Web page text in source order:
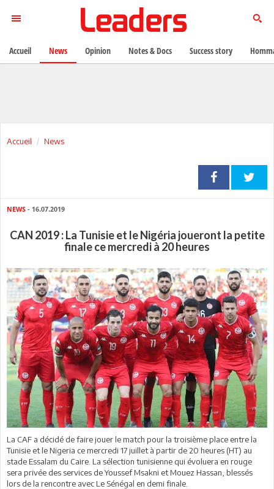
Accueil News
NEWS - 16.07.2019
CAN 2019 : La Tunisie et le Nigéria joueront la petite
finale ce mercredi à 20 heures
La CAF a décidé de faire jouer le match pour la troisième place entre la
Tunisie et le Nigeria ce mercredi 17 juillet à partir de 20 heures (HT) au
stade Essalam du Caire. La sélection tunisienne qui évoluera en rouge
sera privée des services de Youssef Msakni et Mouez Hassan, blessés
lors de la rencontre avec Le Sénégal en demi finale.
Accueil News Opinion Notes & Docs Success story